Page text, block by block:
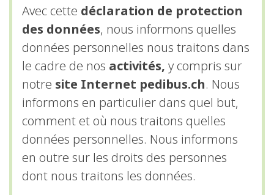
Avec cette déclaration de protection
des données, nous informons quelles
données personnelles nous traitons dans
le cadre de nos activités, y compris sur
notre site Internet pedibus.ch. Nous
informons en particulier dans quel but,
comment et où nous traitons quelles
données personnelles. Nous informons
en outre sur les droits des personnes
dont nous traitons les données.